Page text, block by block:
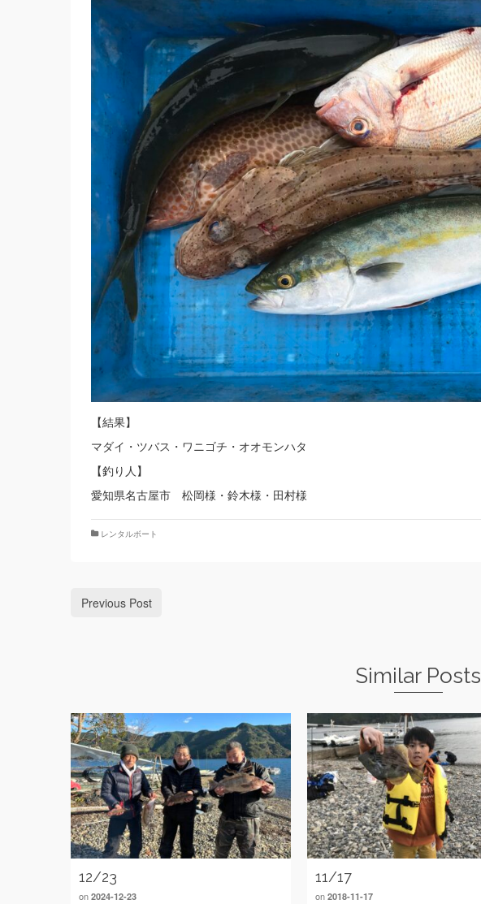
【結果】
マダイ・ツバス・ワニゴチ・オオモンハタ
【釣り人】
愛知県名古屋市 松岡様・鈴木様・田村様
レンタルボート
Previous Post
Similar Posts
12/23
on 2024-12-23
11/17
on 2018-11-17